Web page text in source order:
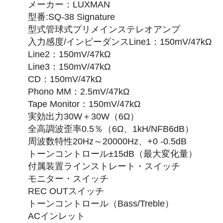
メーカー：LUXMAN
型番:SQ-38 Signature
型式管球式プリメインステレオアンプ
入力感度/インピーダンスLine1：150mV/47kΩ
Line2：150mV/47kΩ
Line3：150mV/47kΩ
CD：150mV/47kΩ
Phono MM：2.5mV/47kΩ
Tape Monitor：150mV/47kΩ
実効出力30W＋30W（6Ω）
全高調波歪率0.5％（6Ω、1kH/NFB6dB）
周波数特性20Hz～20000Hz、+0 -0.5dB
トーンコントロール±15dB（最大変化量）
付属装置ラインストレート・スイッチ
モニター・スイッチ
REC OUTスイッチ
トーンコントロール（Bass/Treble）
ACインレット